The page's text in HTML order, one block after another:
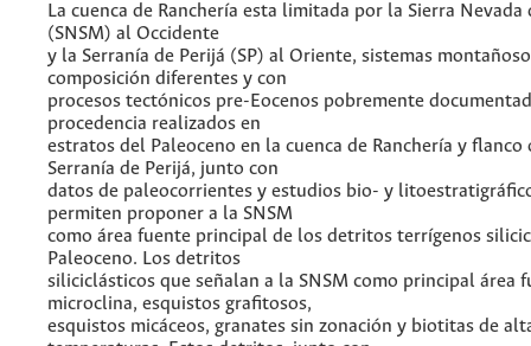
La cuenca de Ranchería esta limitada por la Sierra Nevada
(SNSM) al Occidente
y la Serranía de Perijá (SP) al Oriente, sistemas
composición diferentes y con
procesos tectónicos pre-Eocenos pobremente
procedencia realizados en
estratos del Paleoceno en la cuenca de Ranchería y
Serranía de Perijá, junto con
datos de paleocorrientes y estudios bio- y
permiten proponer a la SNSM
como área fuente principal de los detritos terrígenos
Paleoceno. Los detritos
siliciclásticos que señalan a la SNSM como principal área
microclina, esquistos grafitosos,
esquistos micáceos, granates sin zonación y biotitas de